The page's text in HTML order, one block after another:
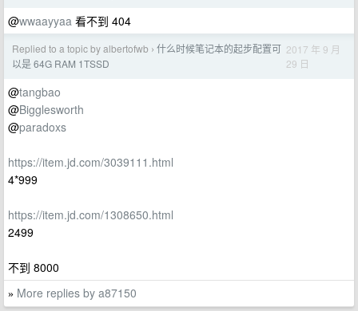
@wwaayyaa 看不到 404
Replied to a topic by albertofwb › 什么时候笔记本的起步配置可
以是 64G RAM 1TSSD
2017 年 9 月
29 日
@tangbao
@Bigglesworth
@paradoxs
https://item.jd.com/3039111.html
4*999
https://item.jd.com/1308650.html
2499
不到 8000
» More replies by a87150